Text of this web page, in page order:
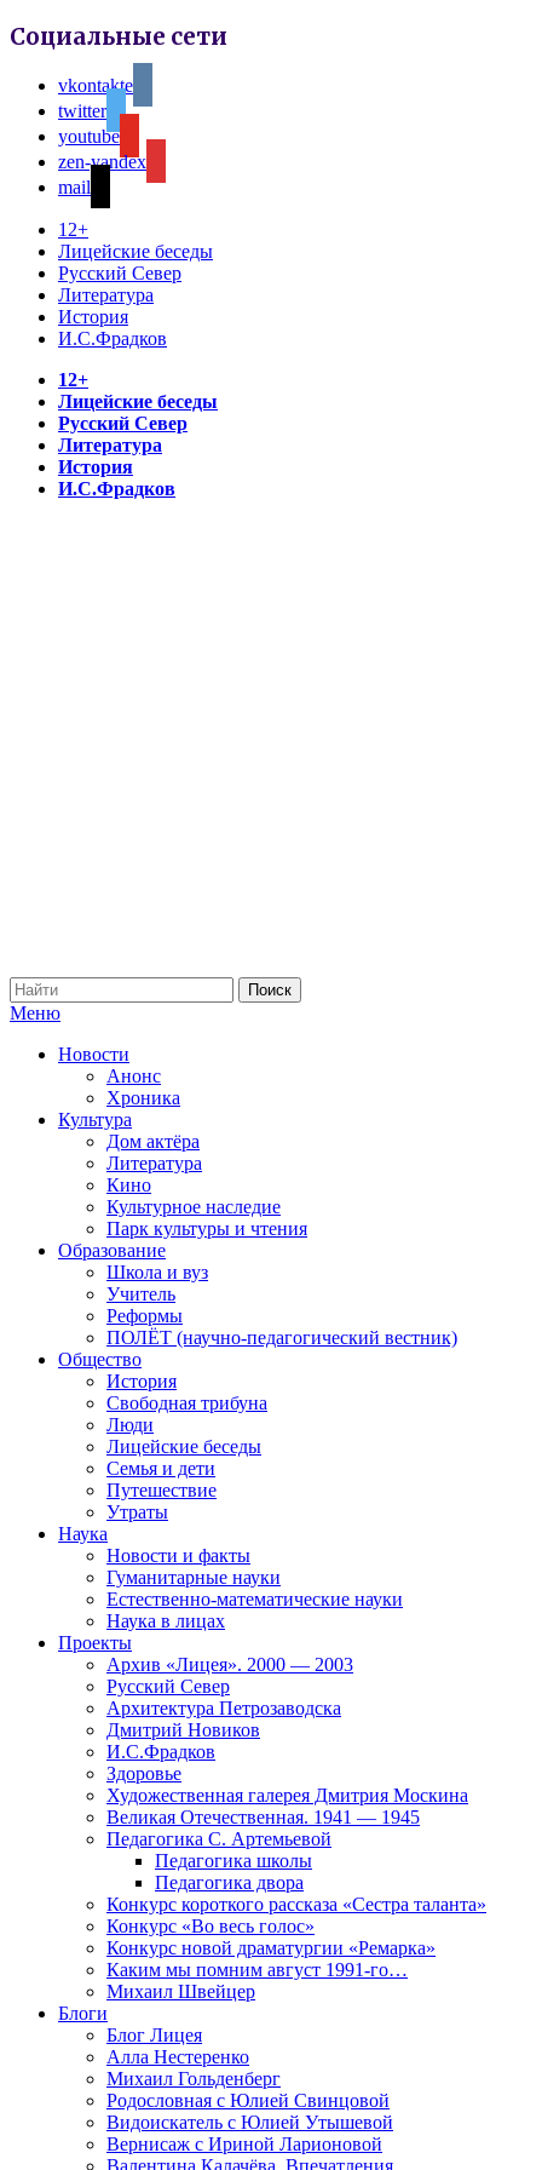
Социальные сети
vkontakte
twitter
youtube
zen-yandex
mail
12+
Лицейские беседы
Русский Север
Литература
История
И.С.Фрадков
12+
Лицейские беседы
Русский Север
Литература
История
И.С.Фрадков
Меню
Новости
Анонс
Хроника
Культура
Дом актёра
Литература
Кино
Культурное наследие
Парк культуры и чтения
Образование
Школа и вуз
Учитель
Реформы
ПОЛЁТ (научно-педагогический вестник)
Общество
История
Свободная трибуна
Люди
Лицейские беседы
Семья и дети
Путешествие
Утраты
Наука
Новости и факты
Гуманитарные науки
Естественно-математические науки
Наука в лицах
Проекты
Архив «Лицея». 2000 — 2003
Русский Север
Архитектура Петрозаводска
Дмитрий Новиков
И.С.Фрадков
Здоровье
Художественная галерея Дмитрия Москина
Великая Отечественная. 1941 — 1945
Педагогика С. Артемьевой
Педагогика школы
Педагогика двора
Конкурс короткого рассказа «Сестра таланта»
Конкурс «Во весь голос»
Конкурс новой драматургии «Ремарка»
Каким мы помним август 1991-го…
Михаил Швейцер
Блоги
Блог Лицея
Алла Нестеренко
Михаил Гольденберг
Родословная с Юлией Свинцовой
Видоискатель с Юлией Утышевой
Вернисаж с Ириной Ларионовой